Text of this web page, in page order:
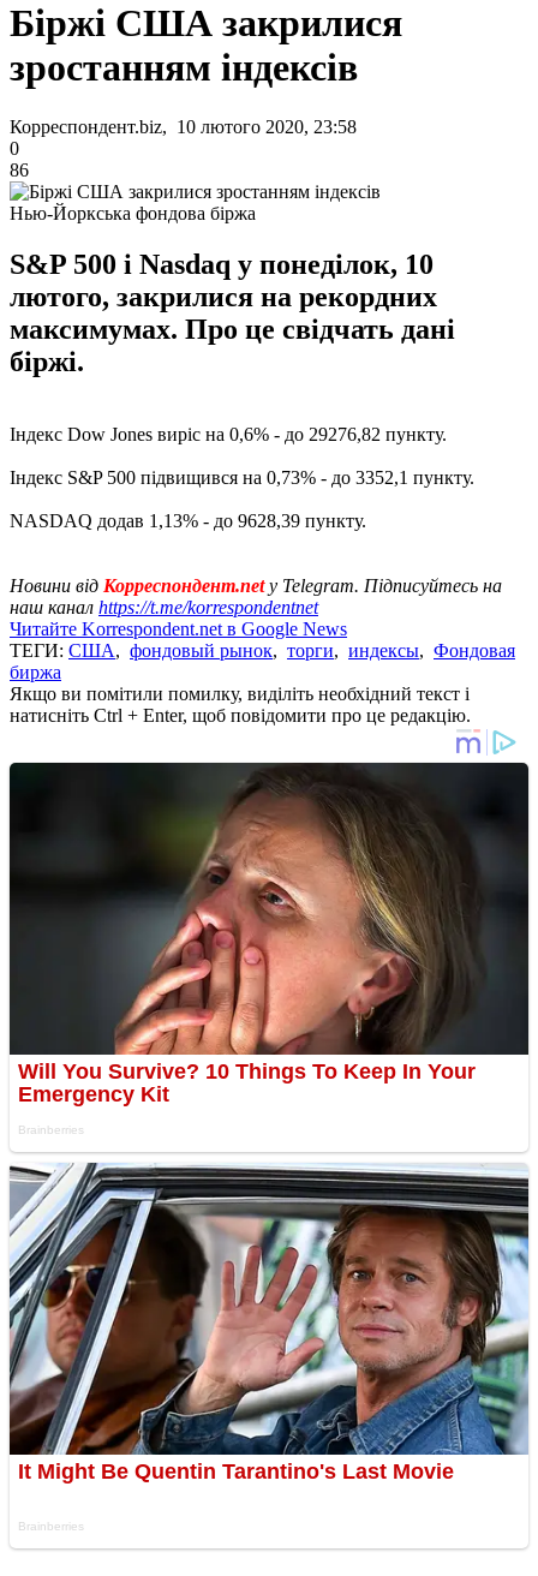
Біржі США закрилися
зростанням індексів
Корреспондент.biz, 10 лютого 2020, 23:58
0
86
Нью-Йоркська фондова біржа
S&P 500 і Nasdaq у понеділок, 10
лютого, закрилися на рекордних
максимумах. Про це свідчать дані
біржі.
Індекс Dow Jones виріс на 0,6% - до 29276,82 пункту.
Індекс S&P 500 підвищився на 0,73% - до 3352,1 пункту.
NASDAQ додав 1,13% - до 9628,39 пункту.
Новини від Корреспондент.net у Telegram. Підписуйтесь на
наш канал https://t.me/korrespondentnet
Читайте Korrespondent.net в Google News
ТЕГИ: США, фондовый рынок, торги, индексы, Фондовая
биржа
Якщо ви помітили помилку, виділіть необхідний текст і
натисніть Ctrl + Enter, щоб повідомити про це редакцію.